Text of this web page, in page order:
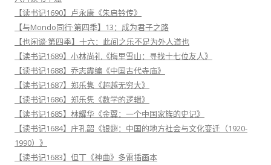
【读书记1690】卢永康《朱启钤传》
【与Mondo同行·第四季】13：成为君子之路
【也闲谈·第四季】十六：此间之乐不足为外人道也
【读书记1689】小林尚礼《梅里雪山：寻找十七位友人》
【读书记1688】乔志霞编《中国古代寺庙》
【读书记1687】郑乐隽《超越无穷大》
【读书记1686】郑乐隽《数学的逻辑》
【读书记1685】林耀华《金翼：一个中国家族的史记》
【读书记1684】庄孔韶《银翅：中国的地方社会与文化变迁（1920-
1990）》
【读书记1683】但丁《神曲》多雷插画本